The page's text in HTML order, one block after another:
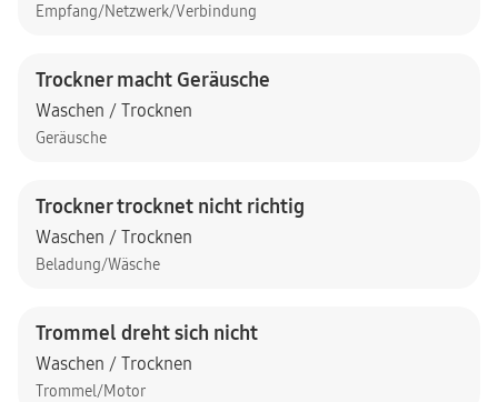
Empfang/Netzwerk/Verbindung
Trockner macht Geräusche
Waschen / Trocknen
Geräusche
Trockner trocknet nicht richtig
Waschen / Trocknen
Beladung/Wäsche
Trommel dreht sich nicht
Waschen / Trocknen
Trommel/Motor